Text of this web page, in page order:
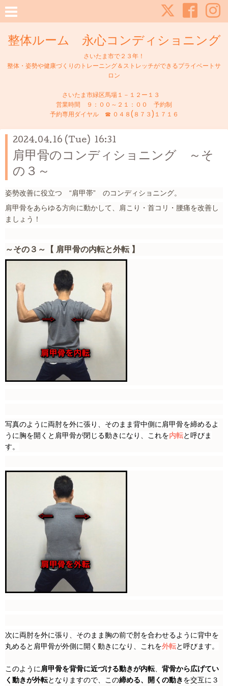
整体ルーム 永心コンディショニング
さいたま市で２３年！
整体・姿勢や健康づくりのトレーニング＆ストレッチができるプライベートサ
ロン
さいたま市緑区馬場１－１２ー１３
営業時間 ９：００～２１：００ 予約制
予約専用ダイヤル ☎ ０４８(８７３)１７１６
2024.04.16 (Tue) 16:31
肩甲骨のコンディショニング ～そ
の３～
姿勢改善に役立つ “肩甲帯” のコンディショニング。
肩甲骨をあらゆる方向に動かして、肩こり・首コリ・腰痛を改善し
ましょう！
～その３～【 肩甲骨の内転と外転 】
写真のように両肘を外に張り、そのまま背中側に肩甲骨を締めるよ
うに胸を開くと肩甲骨が閉じる動きになり、これを内転と呼びま
す。
次に両肘を外に張り、そのまま胸の前で肘を合わせるように背中を
丸めると肩甲骨が外側に開く動きになり、これを外転と呼びます。
このように 肩甲骨を背骨に近づける動きが内転、 背骨から広げてい
く動きが外転となりますので、この締める、開くの動きを交互に３